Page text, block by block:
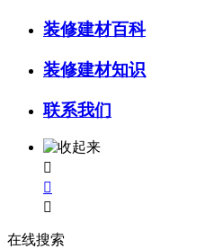
装修建材百科
装修建材知识
联系我们



在线搜索